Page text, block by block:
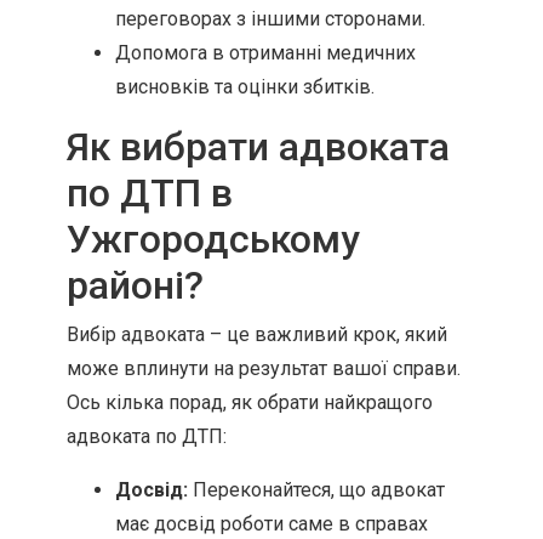
переговорах з іншими сторонами.
Допомога в отриманні медичних
висновків та оцінки збитків.
Як вибрати адвоката
по ДТП в
Ужгородському
районі?
Вибір адвоката – це важливий крок, який
може вплинути на результат вашої справи.
Ось кілька порад, як обрати найкращого
адвоката по ДТП:
Досвід: Переконайтеся, що адвокат
має досвід роботи саме в справах